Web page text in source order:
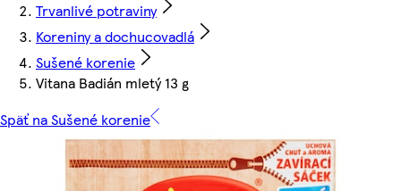
Trvanlivé potraviny
Koreniny a dochucovadlá
Sušené korenie
Vitana Badián mletý 13 g
Späť na Sušené korenie